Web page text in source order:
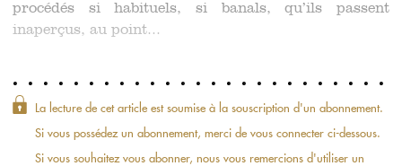
procédés si habituels, si banals, qu’ils passent
inaperçus, au point...
La lecture de cet article est soumise à la souscription d'un abonnement.
Si vous possédez un abonnement, merci de vous connecter ci-dessous.
Si vous souhaitez vous abonner, nous vous remercions d'utiliser un